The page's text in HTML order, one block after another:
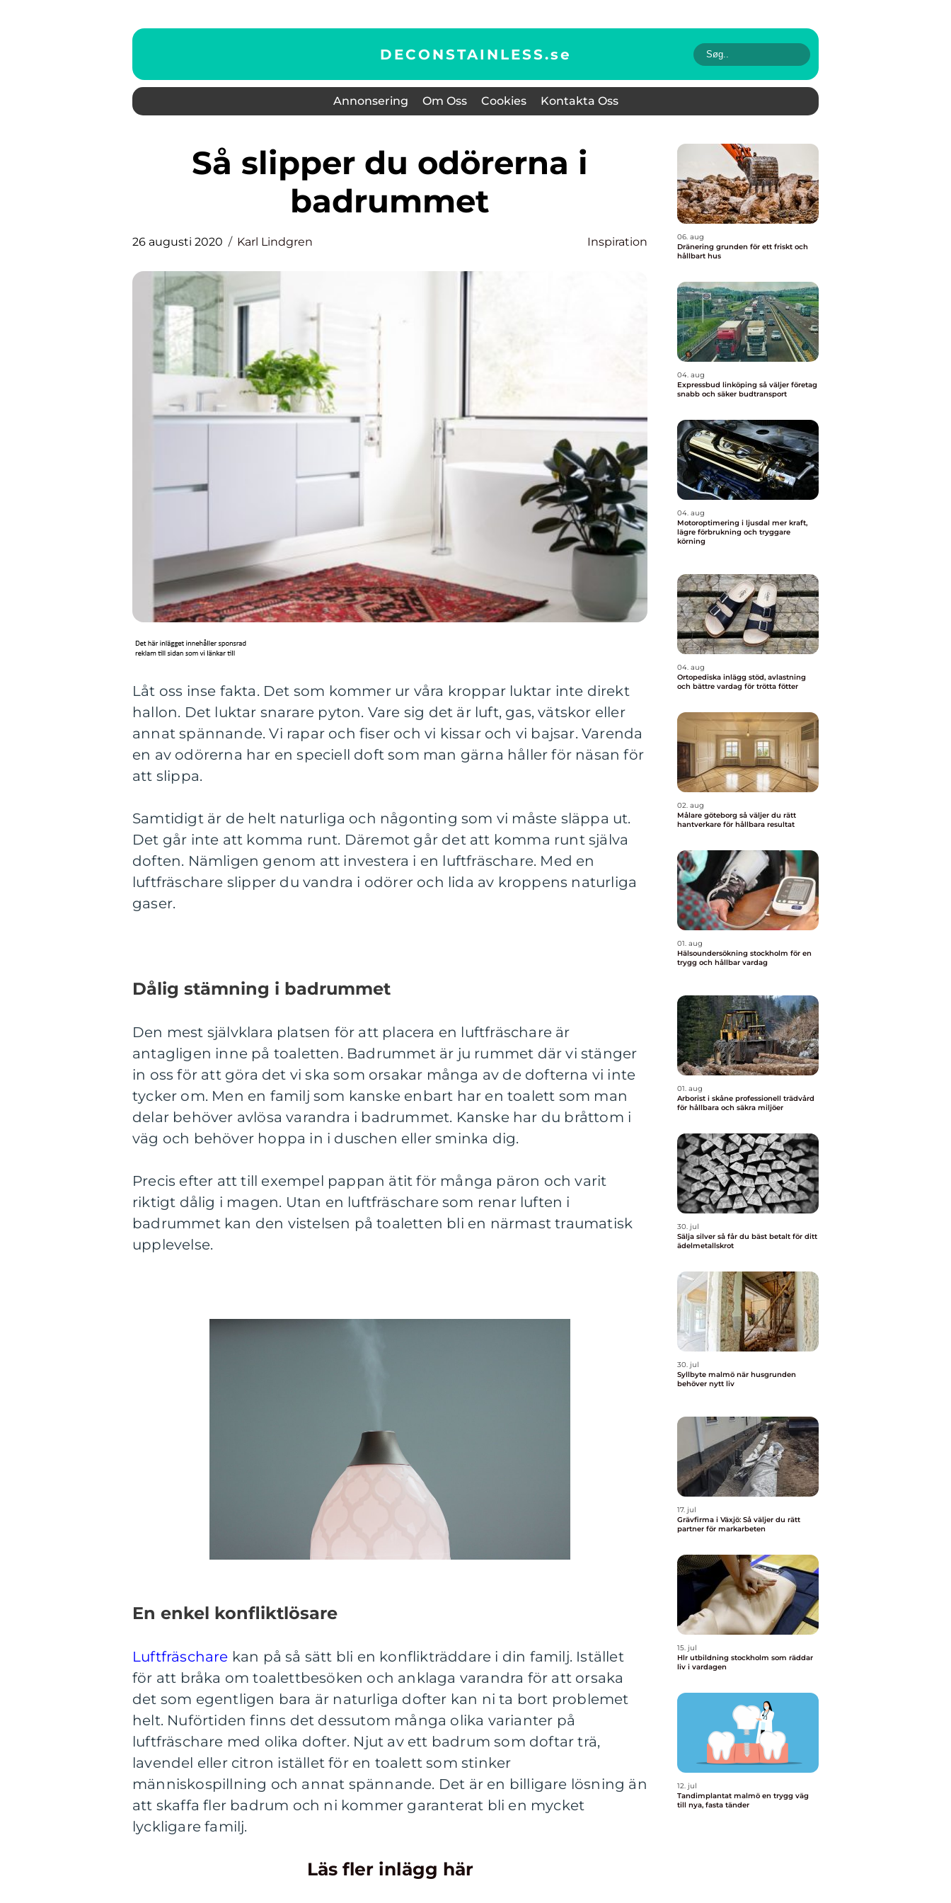
DECONSTAINLESS.se
Annonsering Om Oss Cookies Kontakta Oss
Så slipper du odörerna i
badrummet
26 augusti 2020 Karl Lindgren Inspiration
Låt oss inse fakta. Det som kommer ur våra kroppar luktar inte direkt
hallon. Det luktar snarare pyton. Vare sig det är luft, gas, vätskor eller
annat spännande. Vi rapar och fiser och vi kissar och vi bajsar. Varenda
en av odörerna har en speciell doft som man gärna håller för näsan för
att slippa.
Samtidigt är de helt naturliga och någonting som vi måste släppa ut.
Det går inte att komma runt. Däremot går det att komma runt själva
doften. Nämligen genom att investera i en luftfräschare. Med en
luftfräschare slipper du vandra i odörer och lida av kroppens naturliga
gaser.
Dålig stämning i badrummet
Den mest självklara platsen för att placera en luftfräschare är
antagligen inne på toaletten. Badrummet är ju rummet där vi stänger
in oss för att göra det vi ska som orsakar många av de dofterna vi inte
tycker om. Men en familj som kanske enbart har en toalett som man
delar behöver avlösa varandra i badrummet. Kanske har du bråttom i
väg och behöver hoppa in i duschen eller sminka dig.
Precis efter att till exempel pappan ätit för många päron och varit
riktigt dålig i magen. Utan en luftfräschare som renar luften i
badrummet kan den vistelsen på toaletten bli en närmast traumatisk
upplevelse.
En enkel konfliktlösare
Luftfräschare kan på så sätt bli en konflikträddare i din familj. Istället
för att bråka om toalettbesöken och anklaga varandra för att orsaka
det som egentligen bara är naturliga dofter kan ni ta bort problemet
helt. Nuförtiden finns det dessutom många olika varianter på
luftfräschare med olika dofter. Njut av ett badrum som doftar trä,
lavendel eller citron istället för en toalett som stinker
människospillning och annat spännande. Det är en billigare lösning än
att skaffa fler badrum och ni kommer garanterat bli en mycket
lyckligare familj.
Läs fler inlägg här
06. aug
Dränering grunden för ett friskt och
hållbart hus
04. aug
Expressbud linköping så väljer företag
snabb och säker budtransport
04. aug
Motoroptimering i ljusdal mer kraft,
lägre förbrukning och tryggare
körning
04. aug
Ortopediska inlägg stöd, avlastning
och bättre vardag för trötta fötter
02. aug
Målare göteborg så väljer du rätt
hantverkare för hållbara resultat
01. aug
Hälsoundersökning stockholm för en
trygg och hållbar vardag
01. aug
Arborist i skåne professionell trädvård
för hållbara och säkra miljöer
30. jul
Sälja silver så får du bäst betalt för ditt
ädelmetallskrot
30. jul
Syllbyte malmö när husgrunden
behöver nytt liv
17. jul
Grävfirma i Växjö: Så väljer du rätt
partner för markarbeten
15. jul
Hlr utbildning stockholm som räddar
liv i vardagen
12. jul
Tandimplantat malmö en trygg väg
till nya, fasta tänder